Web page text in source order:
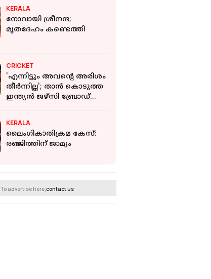
KERALA
നോവായി ശ്രീനന്ദ;
മൃതദേഹം കണ്ടെത്തി
CRICKET
'എന്നിട്ടും അവന്റെ അരിശം
തീർന്നില്ല'; താൻ കൊടുത്ത
ഇന്ത്യൻ ജഴ്‌സി ബ്രോഡ്
KERALA
ലൈംഗികാതിക്രമ കേസ്:
രഞ്ജിത്തിന് ജാമ്യം
To advertise here, contact us